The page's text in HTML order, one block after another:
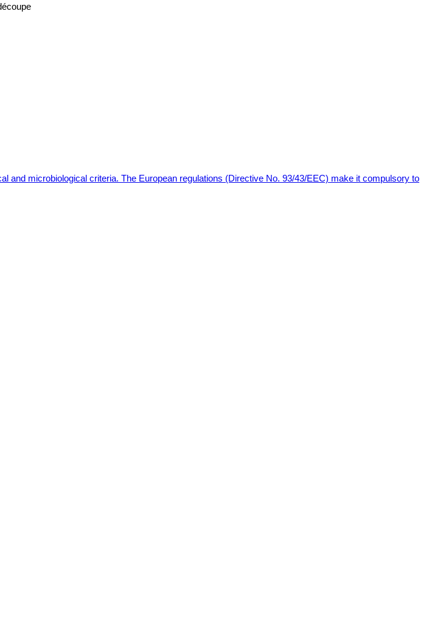
microbiological criteria. The European regulations (Directive No. 93/43/EEC) make it compulsory to